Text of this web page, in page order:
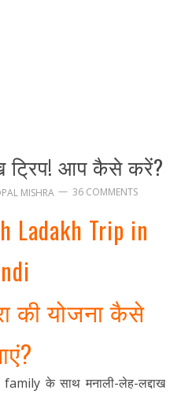
ट्रिप! आप कैसे करें?
MISHRA 36 COMMENTS
Ladakh Trip in
की योजना कैसे
के साथ मनाली-लेह-लद्दाख